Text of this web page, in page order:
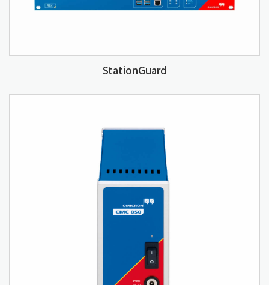
StationGuard